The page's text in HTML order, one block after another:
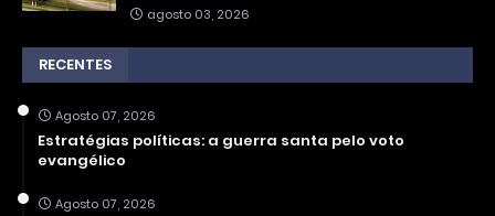
agosto 03, 2026
RECENTES
Agosto 07, 2026
Estratégias políticas: a guerra santa pelo voto
evangélico
Agosto 07, 2026